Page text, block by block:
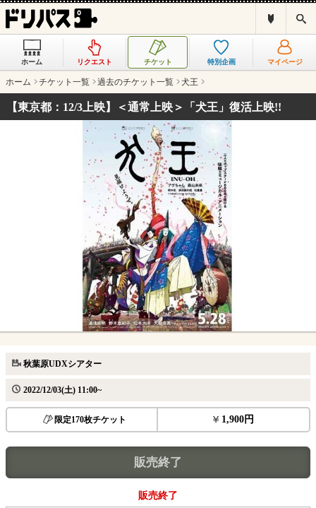
ス
ホーム リクエスト チケット 特別企画 マイページ
ホーム チケット一覧 過去のチケット一覧 犬王
【東京都：12/3上映】＜通常上映＞「犬王」復活上映!!
秋葉原UDXシアター
2022/12/03(土) 11:00~
限定170枚チケット 1,900円
販売終了
販売終了